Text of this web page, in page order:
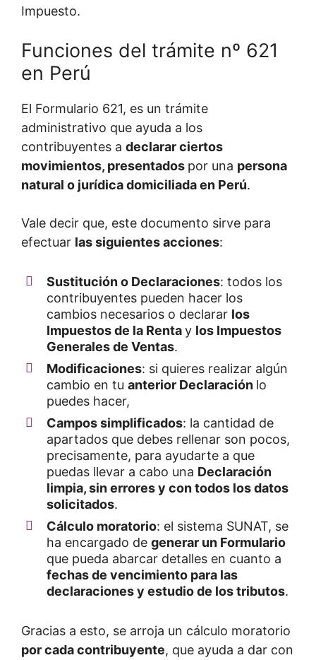
Impuesto.
Funciones del trámite nº 621
en Perú
El Formulario 621, es un trámite
administrativo que ayuda a los
contribuyentes a declarar ciertos
movimientos, presentados por una persona
natural o jurídica domiciliada en Perú.
Vale decir que, este documento sirve para
efectuar las siguientes acciones:
Sustitución o Declaraciones: todos los
contribuyentes pueden hacer los
cambios necesarios o declarar los
Impuestos de la Rentay los Impuestos
Generales de Ventas.
Modificaciones: si quieres realizar algún
cambio en tu anterior Declaración lo
puedes hacer,
Campos simplificados: la cantidad de
apartados que debes rellenar son pocos,
precisamente, para ayudarte a que
puedas llevar a cabo una Declaración
limpia, sin errores y con todos los datos
solicitados.
Cálculo moratorio: el sistema SUNAT, se
ha encargado de generar un Formulario
que pueda abarcar detalles en cuanto a
fechas de vencimiento para las
declaraciones y estudio de los tributos.
Gracias a esto, se arroja un cálculo moratorio
por cada contribuyente, que ayuda a dar con